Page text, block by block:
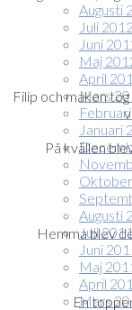
Augusti
Juli 2012
Juni
Maj
April
Mars
Januari
Augusti
Juli
Juni
Maj
April
Mars
Filip och maken
På kvällen
Hemma blev
En